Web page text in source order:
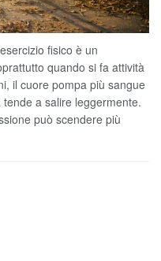
fisico è un
quando si fa attività
il cuore pompa più sangue
a salire leggermente.
può scendere più